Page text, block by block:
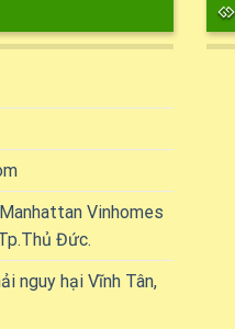
Vinhomes
Đức.
nguy hại Vĩnh Tân,